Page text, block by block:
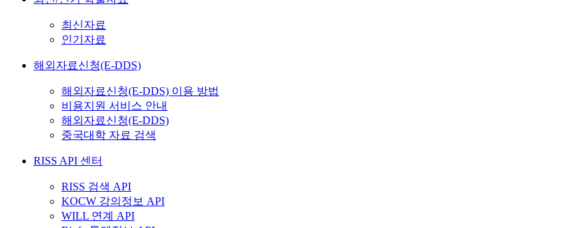
최신자료
인기자료
해외자료신청(E-DDS)
해외자료신청(E-DDS) 이용 방법
비용지원 서비스 안내
해외자료신청(E-DDS)
중국대학 자료 검색
RISS API 센터
RISS 검색 API
KOCW 강의정보 API
WILL 연계 API